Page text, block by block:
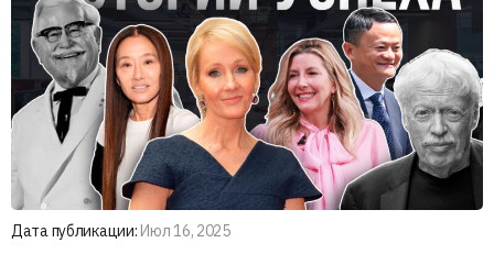
Дата публикации: Июл 16, 2025